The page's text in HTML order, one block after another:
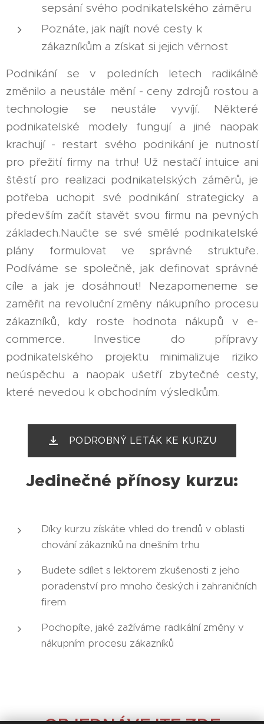
sepsání svého podnikatelského záměru
Poznáte, jak najít nové cesty k
zákazníkům a získat si jejich věrnost
Podnikání se v poledních letech radikálně
změnilo a neustále mění - ceny zdrojů rostou a
technologie se neustále vyvíjí. Některé
podnikatelské modely fungují a jiné naopak
krachují - restart svého podnikání je nutností
pro přežití firmy na trhu! Už nestačí intuice ani
štěstí pro realizaci podnikatelských záměrů, je
potřeba uchopit své podnikání strategicky a
především začít stavět svou firmu na pevných
základech.Naučte se své smělé podnikatelské
plány formulovat ve správné struktuře.
Podíváme se společně, jak definovat správné
cíle a jak je dosáhnout! Nezapomeneme se
zaměřit na revoluční změny nákupního procesu
zákazníků, kdy roste hodnota nákupů v e-
commerce. Investice do přípravy
podnikatelského projektu minimalizuje riziko
neúspěchu a naopak ušetří zbytečné cesty,
které nevedou k obchodním výsledkům.
PODROBNÝ LETÁK KE KURZU
Jedinečné přínosy kurzu:
Díky kurzu získáte vhled do trendů v oblasti
chování zákazníků na dnešním trhu
Budete sdílet s lektorem zkušenosti z jeho
poradenství pro mnoho českých i zahraničních
firem
Pochopíte, jaké zažíváme radikální změny v
nákupním procesu zákazníků